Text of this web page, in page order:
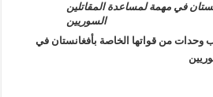
في مهمة لمساعدة المقاتلين
السوريين
من قواتها الخاصة بأفغانستان في